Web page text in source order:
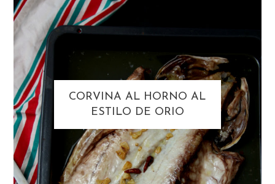
CORVINA AL HORNO AL
ESTILO DE ORIO